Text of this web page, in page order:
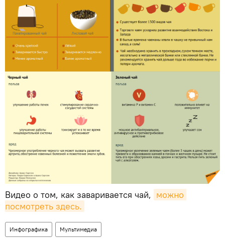
Видео о том, как заваривается чай, можно
посмотреть здесь.
Инфографика Мультимедиа